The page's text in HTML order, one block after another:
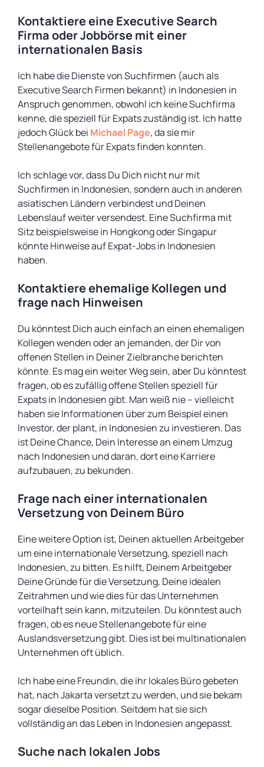
Kontaktiere eine Executive Search
Firma oder Jobbörse mit einer
internationalen Basis
Ich habe die Dienste von Suchfirmen (auch als
Executive Search Firmen bekannt) in Indonesien in
Anspruch genommen, obwohl ich keine Suchfirma
kenne, die speziell für Expats zuständig ist. Ich hatte
jedoch Glück bei Michael Page, da sie mir
Stellenangebote für Expats finden konnten.
Ich schlage vor, dass Du Dich nicht nur mit
Suchfirmen in Indonesien, sondern auch in anderen
asiatischen Ländern verbindest und Deinen
Lebenslauf weiter versendest. Eine Suchfirma mit
Sitz beispielsweise in Hongkong oder Singapur
könnte Hinweise auf Expat-Jobs in Indonesien
haben.
Kontaktiere ehemalige Kollegen und
frage nach Hinweisen
Du könntest Dich auch einfach an einen ehemaligen
Kollegen wenden oder an jemanden, der Dir von
offenen Stellen in Deiner Zielbranche berichten
könnte. Es mag ein weiter Weg sein, aber Du könntest
fragen, ob es zufällig offene Stellen speziell für
Expats in Indonesien gibt. Man weiß nie – vielleicht
haben sie Informationen über zum Beispiel einen
Investor, der plant, in Indonesien zu investieren. Das
ist Deine Chance, Dein Interesse an einem Umzug
nach Indonesien und daran, dort eine Karriere
aufzubauen, zu bekunden.
Frage nach einer internationalen
Versetzung von Deinem Büro
Eine weitere Option ist, Deinen aktuellen Arbeitgeber
um eine internationale Versetzung, speziell nach
Indonesien, zu bitten. Es hilft, Deinem Arbeitgeber
Deine Gründe für die Versetzung, Deine idealen
Zeitrahmen und wie dies für das Unternehmen
vorteilhaft sein kann, mitzuteilen. Du könntest auch
fragen, ob es neue Stellenangebote für eine
Auslandsversetzung gibt. Dies ist bei multinationalen
Unternehmen oft üblich.
Ich habe eine Freundin, die ihr lokales Büro gebeten
hat, nach Jakarta versetzt zu werden, und sie bekam
sogar dieselbe Position. Seitdem hat sie sich
vollständig an das Leben in Indonesien angepasst.
Suche nach lokalen Jobs